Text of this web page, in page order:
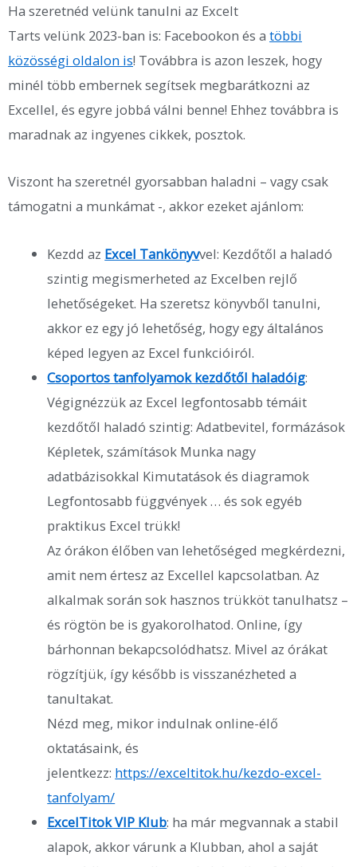
Ha szeretnéd velünk tanulni az Excelt
Tarts velünk 2023-ban is: Facebookon és a többi
közösségi oldalon is! Továbbra is azon leszek, hogy
minél több embernek segítsek megbarátkozni az
Excellel, és egyre jobbá válni benne! Ehhez továbbra is
maradnak az ingyenes cikkek, posztok.
Viszont ha szeretnél gyorsabban haladni – vagy csak
támogatni a munkámat -, akkor ezeket ajánlom:
Kezdd az Excel Tankönyvvel: Kezdőtől a haladó
szintig megismerheted az Excelben rejlő
lehetőségeket. Ha szeretsz könyvből tanulni,
akkor ez egy jó lehetőség, hogy egy általános
képed legyen az Excel funkcióiról.
Csoportos tanfolyamok kezdőtől haladóig:
Végignézzük az Excel legfontosabb témáit
kezdőtől haladó szintig: Adatbevitel, formázások
Képletek, számítások Munka nagy
adatbázisokkal Kimutatások és diagramok
Legfontosabb függvények … és sok egyéb
praktikus Excel trükk!
Az órákon élőben van lehetőséged megkérdezni,
amit nem értesz az Excellel kapcsolatban. Az
alkalmak során sok hasznos trükköt tanulhatsz –
és rögtön be is gyakorolhatod. Online, így
bárhonnan bekapcsolódhatsz. Mivel az órákat
rögzítjük, így később is visszanézheted a
tanultakat.
Nézd meg, mikor indulnak online-élő
oktatásaink, és
jelentkezz: https://exceltitok.hu/kezdo-excel-
tanfolyam/
ExcelTitok VIP Klub: ha már megvannak a stabil
alapok, akkor várunk a Klubban, ahol a saját